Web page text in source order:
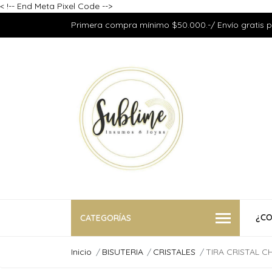
< !-- End Meta Pixel Code -->
Primera compra mínimo $50.000.-/ Envío gratis
CATEGORÍAS
Inicio BISUTERIA CRISTALES TIRA CRISTAL